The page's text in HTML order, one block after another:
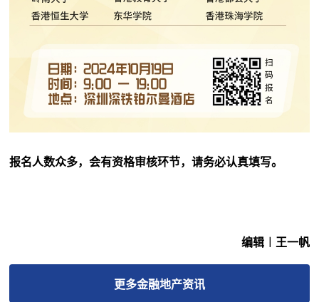
报名人数众多，会有资格审核环节，请务必认真填写。
编辑︱王一帆
更多金融地产资讯